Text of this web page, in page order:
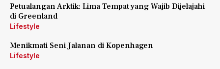
Petualangan Arktik: Lima Tempat yang Wajib Dijelajahi
di Greenland
Lifestyle
Menikmati Seni Jalanan di Kopenhagen
Lifestyle